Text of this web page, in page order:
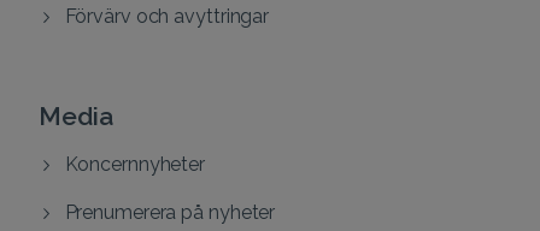
Förvärv och avyttringar
Media
Koncernnyheter
Prenumerera på nyheter